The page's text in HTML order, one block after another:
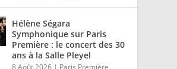
Hélène Ségara
Symphonique sur Paris
Première : le concert des 30
ans à la Salle Pleyel